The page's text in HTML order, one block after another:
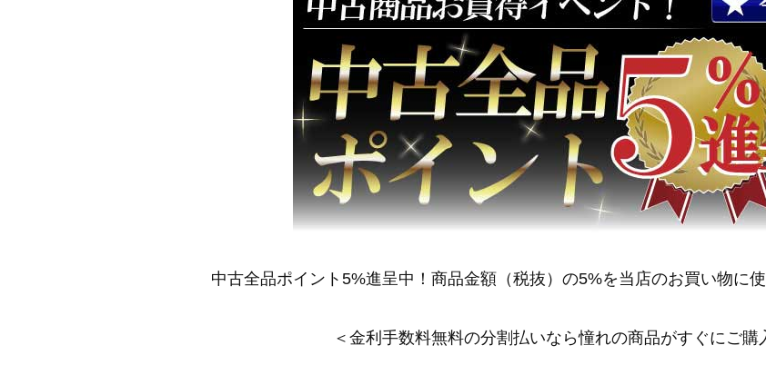
中古全品ポイント5%進呈中！商品金額（税抜）の5%を当店のお買い物に
＜金利手数料無料の分割払いなら憧れの商品がすぐにご購